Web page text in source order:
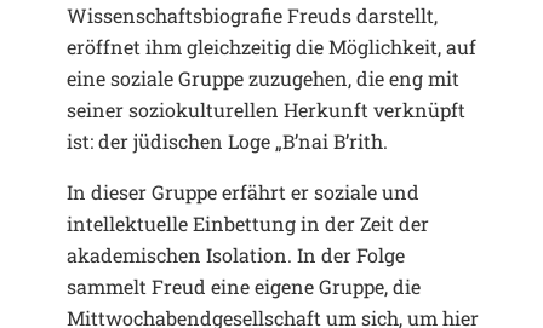
Wissenschaftsbiografie Freuds darstellt,
eröffnet ihm gleichzeitig die Möglichkeit, auf
eine soziale Gruppe zuzugehen, die eng mit
seiner soziokulturellen Herkunft verknüpft
ist: der jüdischen Loge „B’nai B’rith.
In dieser Gruppe erfährt er soziale und
intellektuelle Einbettung in der Zeit der
akademischen Isolation. In der Folge
sammelt Freud eine eigene Gruppe, die
Mittwochabendgesellschaft um sich, um hier